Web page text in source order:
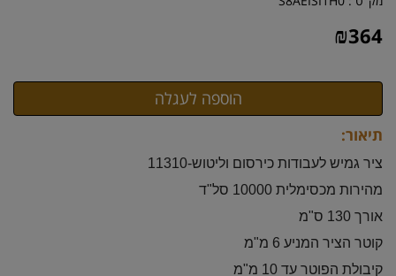
₪364
תיאור:
ציר גמיש לעבודות כירסום וליטוש-11310
מהירות מכסימלית 10000 סל"ד
אורך 130 ס"מ
קוטר הציר המניע 6 מ"מ
קיבולת הפוטר עד 10 מ"מ